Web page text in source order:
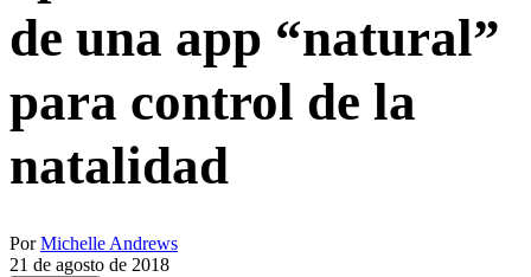
de una app “natural”
para control de la
natalidad
PorMichelle Andrews
21 de agosto de 2018